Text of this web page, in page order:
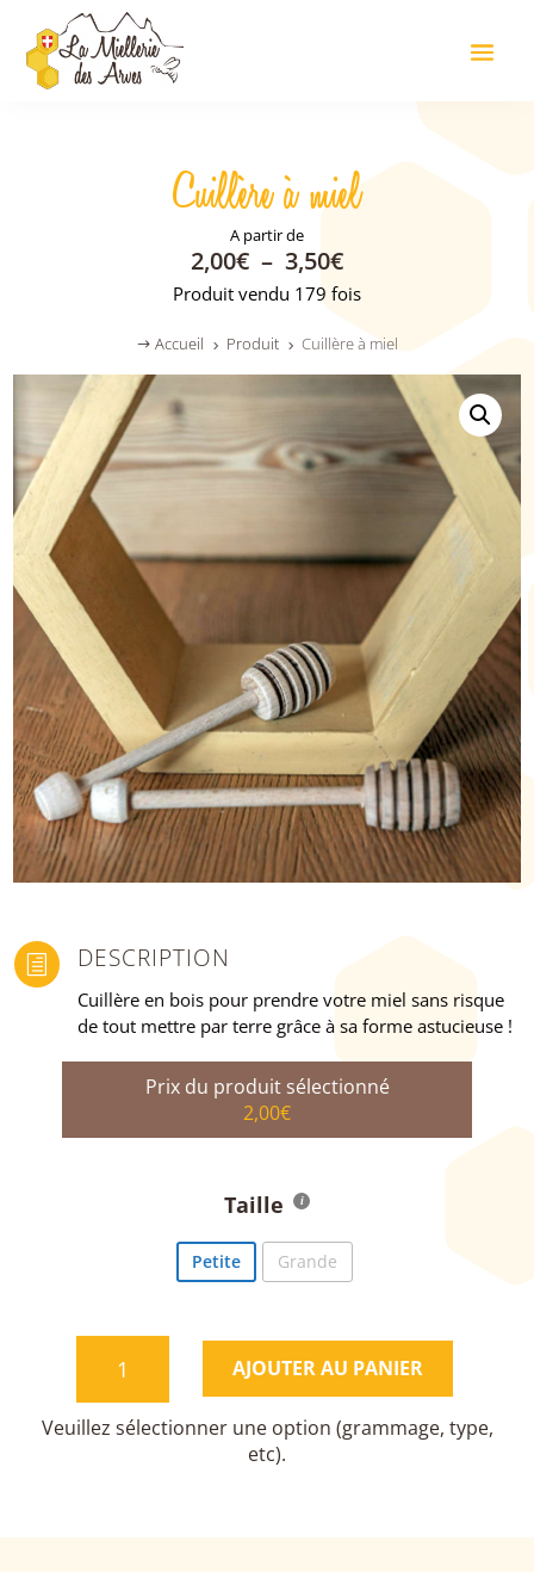
Cuillère à miel
2,00€ – 3,50€PLAGE
DE
2,00€
3,50€
Produit vendu 179 fois
$ Accueil 5 Produit 5 Cuillère à miel
h DESCRIPTION
Cuillère en bois pour prendre votre miel sans risque
de tout mettre par terre grâce à sa forme astucieuse !
2,00€
Taille
Petite Grande
CUILLÈRE
AJOUTER AU PANIER